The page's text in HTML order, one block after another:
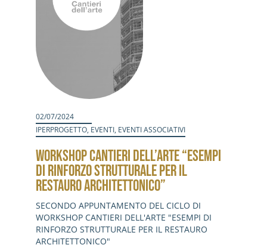
02/07/2024
IPERPROGETTO, EVENTI, EVENTI ASSOCIATIVI
WORKSHOP CANTIERI DELL’ARTE “ESEMPI
DI RINFORZO STRUTTURALE PER IL
RESTAURO ARCHITETTONICO”
SECONDO APPUNTAMENTO DEL CICLO DI
WORKSHOP CANTIERI DELL'ARTE "ESEMPI DI
RINFORZO STRUTTURALE PER IL RESTAURO
ARCHITETTONICO"